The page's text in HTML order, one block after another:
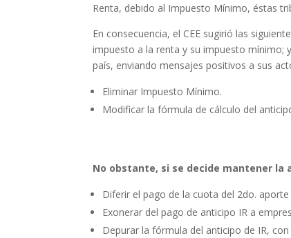
Renta, debido al Impuesto Mínimo, éstas
En consecuencia, el CEE sugirió las
impuesto a la renta y su impuesto mínimo;
país, enviando mensajes positivos a sus
Eliminar Impuesto Mínimo.
Modificar la fórmula de cálculo del
No obstante, si se decide mantener
Diferir el pago de la cuota del 2do.
Exonerar del pago de anticipo IR a
Depurar la fórmula del anticipo de IR,